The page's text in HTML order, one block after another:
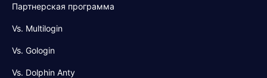
Партнерская программа
Vs. Multilogin
Vs. Gologin
Vs. Dolphin Anty